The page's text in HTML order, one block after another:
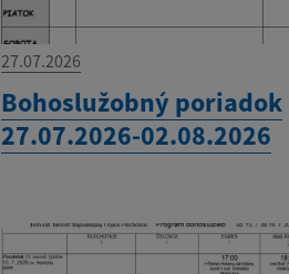
27.07.2026
Bohoslužobný poriadok
27.07.2026-02.08.2026